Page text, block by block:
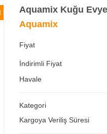
Aquamix Kuğu
Aquamix
Fiyat
İndirimli Fiyat
Havale
Kategori
Kargoya Veriliş Süresi